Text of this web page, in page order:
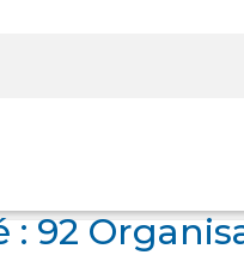
: 92